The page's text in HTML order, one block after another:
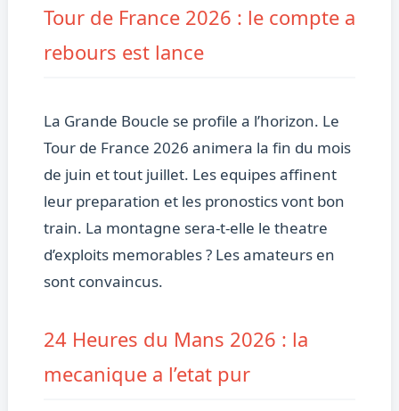
Tour de France 2026 : le compte a
rebours est lance
La Grande Boucle se profile a l’horizon. Le
Tour de France 2026 animera la fin du mois
de juin et tout juillet. Les equipes affinent
leur preparation et les pronostics vont bon
train. La montagne sera-t-elle le theatre
d’exploits memorables ? Les amateurs en
sont convaincus.
24 Heures du Mans 2026 : la
mecanique a l’etat pur